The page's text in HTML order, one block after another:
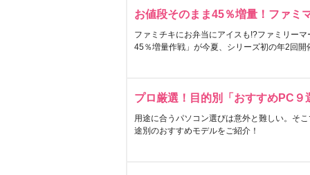
お値段そのまま45％増量！ファミ
ファミチキにお弁当にアイスも!?ファミリー
45％増量作戦」が今夏、シリーズ初の年2回開
プロ厳選！目的別「おすすめPC９
用途に合うパソコン選びは意外と難しい。そ
途別のおすすめモデルをご紹介！